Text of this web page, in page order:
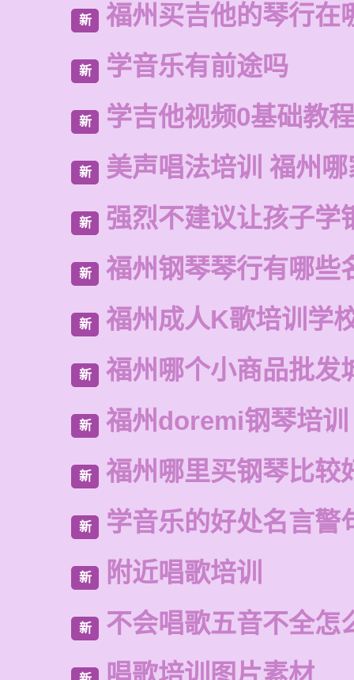
新 福州买吉他的琴行在
新 学音乐有前途吗
新 学吉他视频0基础教程
新 美声唱法培训 福州
新 强烈不建议让孩子学
新 福州钢琴琴行有哪些
新 福州成人K歌培训学
新 福州哪个小商品批发
新 福州doremi钢琴培训
新 福州哪里买钢琴比较
新 学音乐的好处名言警
新 附近唱歌培训
新 不会唱歌五音不全怎
唱歌培训图片素材